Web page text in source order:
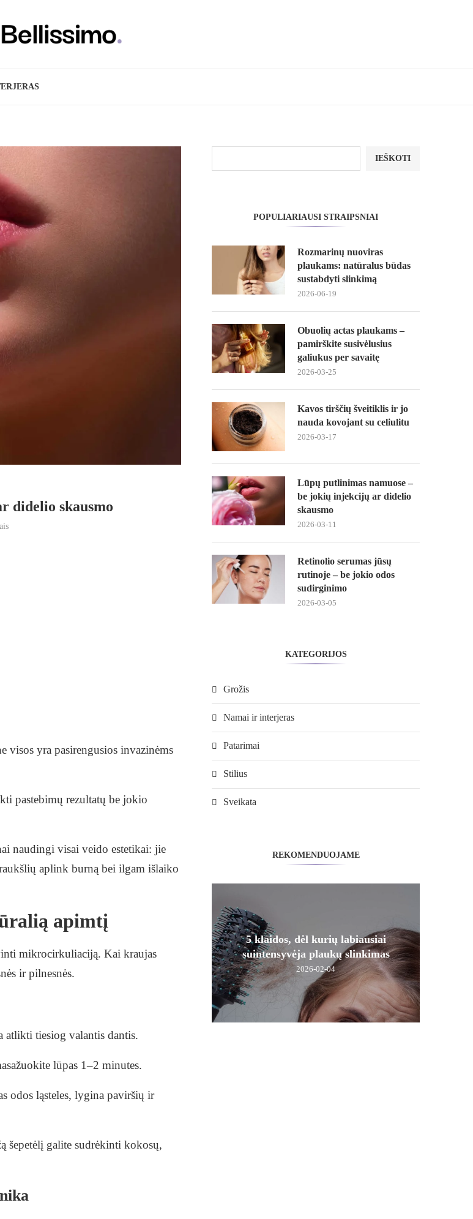
didelio skausmo
visos yra pasirengusios invazinėms
pastebimų rezultatų be jokio
naudingi visai veido estetikai: jie
aplink burną bei ilgam išlaiko
apimtį
mikrocirkuliaciją. Kai kraujas
ir pilnesnės.
atlikti tiesiog valantis dantis.
lūpas 1–2 minutes.
odos ląsteles, lygina paviršių ir
šepetėlį galite sudrėkinti kokosų,
IEŠKOTI
POPULIARIAUSI STRAIPSNIAI
Rozmarinų nuoviras
plaukams: natūralus būdas
sustabdyti slinkimą
2026-06-19
Obuolių actas plaukams –
pamirškite susivėlusius
galiukus per savaitę
2026-03-25
Kavos tirščių šveitiklis ir jo
nauda kovojant su celiulitu
2026-03-17
Lūpų putlinimas namuose –
be jokių injekcijų ar didelio
skausmo
2026-03-11
Retinolio serumas jūsų
rutinoje – be jokio odos
sudirginimo
2026-03-05
KATEGORIJOS
Grožis
Namai ir interjeras
Patarimai
Stilius
Sveikata
REKOMENDUOJAME
5 klaidos, dėl kurių labiausiai
suintensyvėja plaukų slinkimas
2026-02-04